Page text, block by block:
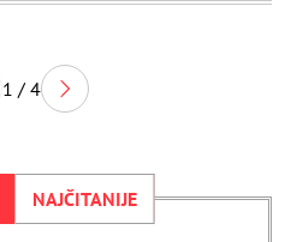
1 / 4
NAJČITANIJE